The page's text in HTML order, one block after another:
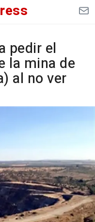
pedir el
la mina de
al no ver